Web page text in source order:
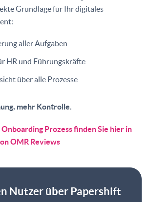
Grundlage für Ihr digitales
aller Aufgaben
HR und Führungskräfte
über alle Prozesse
mehr Kontrolle.
Prozess finden Sie hier in
OMR Reviews
Nutzer über Papershift